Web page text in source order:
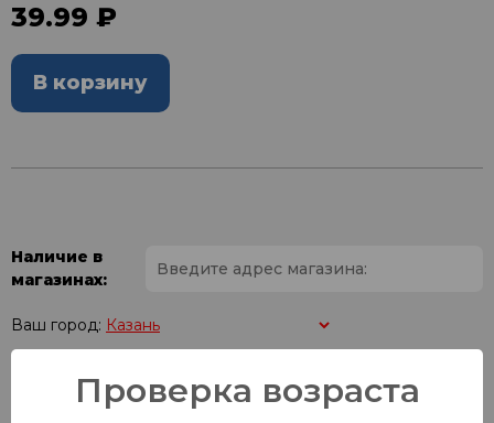
39.99 ₽
В корзину
Наличие в
магазинах:
Ваш город:
Батыршина 20Б
Пн-Вс с 08:00 до
23:00
20 шт.
Проверка возраста